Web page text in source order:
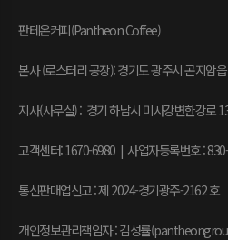
판테온커피(Pantheon Coffee)
본사 (로스터리 공장): 경기도 광주시 곤지암
지사(사무실) : 경기 하남시 미사강변한강로
고객센터: 1670-6980 | 사업자등록번호 :
통신판매업신고 : 제 2024-경기광주-2162 호
개인정보관리책임자 : 김성률